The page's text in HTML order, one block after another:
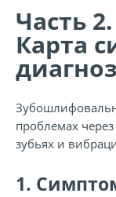
Часть
Карта
проблемах
зубьях и
1.